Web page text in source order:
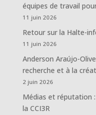
équipes de travail
11 juin 2026
Retour sur la Halte-
11 juin 2026
Anderson Araújo-
recherche et à la
2 juin 2026
Médias et réputation
la CCI3R